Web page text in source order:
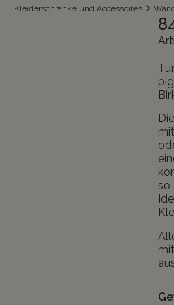
Kleiderschränke und Accessoires >
so